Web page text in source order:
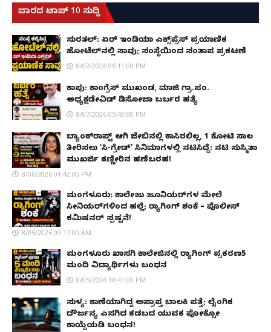
ವಾರದ ಟಾಪ್ 10 ಸುದ್ದಿ
ಸುರತ್ಕಲ್: ಏರ್ ಇಂಡಿಯಾ ಎಕ್ಸ್‌ಪ್ರೆಸ್ ಪ್ರಯಾಣಿಕ
ಹೋಟೆಲ್‌ನಲ್ಲಿ ಸಾವು; ಸಂಸ್ಥೆಯಿಂದ ಸಂತಾಪ ಪ್ರಕಟಣೆ
8/02/2026 06:11:00 PM
ಕಾಪು: ಕಾಂಗ್ರೆಸ್ ಮುಖಂಡ, ಮಾಜಿ ಗ್ರಾ.ಪಂ.
ಅಧ್ಯಕ್ಷಡೇವಿಡ್ ಡಿಸೋಜಾ ಬರ್ಬರ ಹತ್ಯೆ
8/07/2026 05:40:00 PM
ಬ್ಯಾಂಕ್‌ರಾಪ್ಟ್‌ ಆಗಿ ಜೇಬಿನಲ್ಲಿ ಕಾಸಿರಲಿಲ್ಲ, ₹1 ಕೋಟಿ ಸಾಲ
ತೀರಿಸಲು 'ಸಿ-ಗ್ರೇಡ್' ಸಿನಿಮಾಗಳಲ್ಲಿ ನಟಿಸಿದ್ದೆ: ನಟಿ ಸುಸ್ಮಿತಾ
ಮುಖರ್ಜಿ ಕಣ್ಣೀರಿನ ಹಣೆಬರಹ!
8/06/2026 01:42:00 PM
ಮಂಗಳೂರು: ಕಾಲೇಜು ಜೂನಿಯರ್‌ಗಳ ಮೇಲೆ
ಸೀನಿಯರ್‌ಗಳಿಂದ ಹಲ್ಲೆ; ರ‌್ಯಾಗಿಂಗ್ ಶಂಕೆ – ಪೊಲೀಸ್
ಕಮಿಷನರ್ ಸ್ಪಷ್ಟನೆ!
8/05/2026 09:17:00 AM
ಮಂಗಳೂರು ಖಾಸಗಿ ಕಾಲೇಜಿನಲ್ಲಿ ರ‌್ಯಾಗಿಂಗ್ ಪ್ರಕರಣ5
ಮಂದಿ ವಿದ್ಯಾರ್ಥಿಗಳು ಬಂಧನ
8/05/2026 10:41:00 PM
ಸುಳ್ಯ: ಕಾಣೆಯಾಗಿದ್ದ ಅಪ್ರಾಪ್ತ ಬಾಲಕಿ ಪತ್ತೆ; ಲೈಂಗಿಕ
ದೌರ್ಜನ್ಯ ಎಸಗಿದ ಕಡಬದ ಯುವಕ ಪೋಕ್ಸೋ
ಕಾಯ್ದೆಯಡಿ ಬಂಧನ!